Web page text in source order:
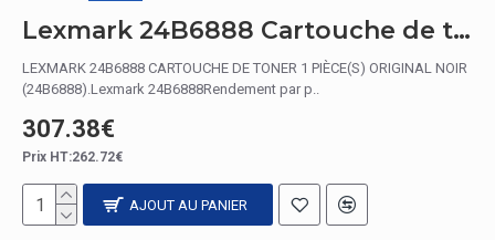
Lexmark 24B6888 Cartouche de toner 1 pièce(s) Original Noir
LEXMARK 24B6888 CARTOUCHE DE TONER 1 PIÈCE(S) ORIGINAL NOIR
(24B6888).Lexmark 24B6888Rendement par p..
307.38€
Prix HT:262.72€
AJOUT AU PANIER